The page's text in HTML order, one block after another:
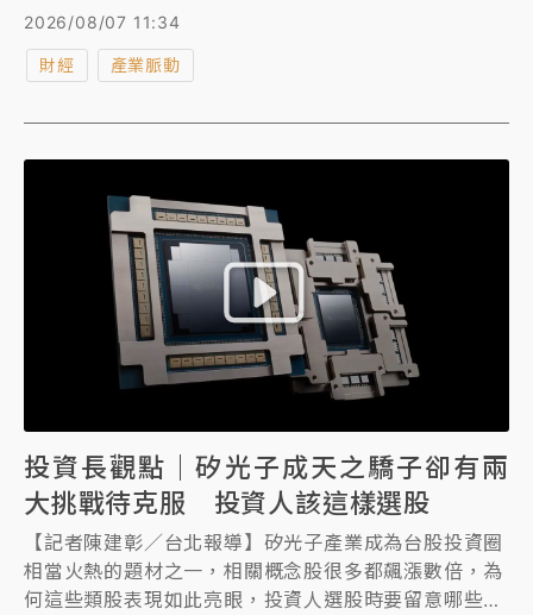
劃，以因應供應鏈瓶頸，也反映出AI需求激增造成高階
2026/08/07 11:34
財經 產業脈動
投資長觀點｜矽光子成天之驕子卻有兩
大挑戰待克服 投資人該這樣選股
【記者陳建彰／台北報導】矽光子產業成為台股投資圈
相當火熱的題材之一，相關概念股很多都飆漲數倍，為
何這些類股表現如此亮眼，投資人選股時要留意哪些訊